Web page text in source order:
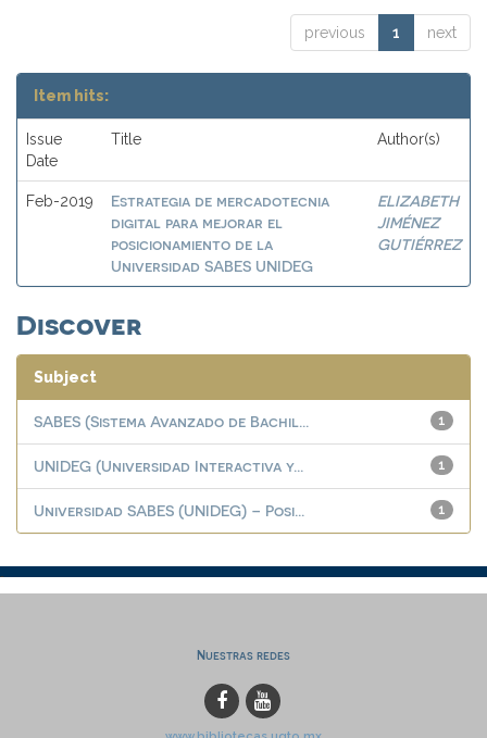
previous 1 next
Item hits:
Issue
Date
Title Author(s)
Feb-2019
Estrategia de mercadotecnia
digital para mejorar el
posicionamiento de la
Universidad SABES UNIDEG
ELIZABETH
JIMÉNEZ
GUTIÉRREZ
Discover
Subject
1
SABES (Sistema Avanzado de Bachil...
1
UNIDEG (Universidad Interactiva y...
1
Universidad SABES (UNIDEG) – Posi...
Nuestras redes